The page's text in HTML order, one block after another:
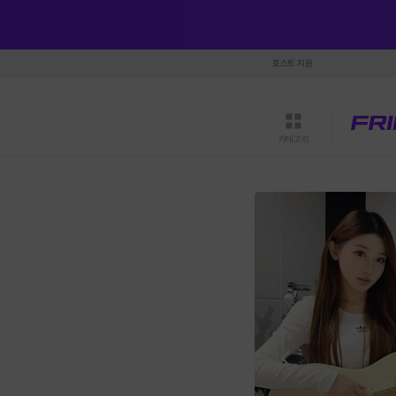
호스트 지원
카테고리